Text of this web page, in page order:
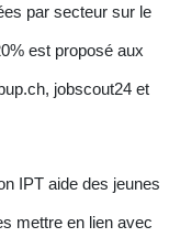
par secteur sur le
est proposé aux
jobscout24 et
IPT aide des jeunes
mettre en lien avec